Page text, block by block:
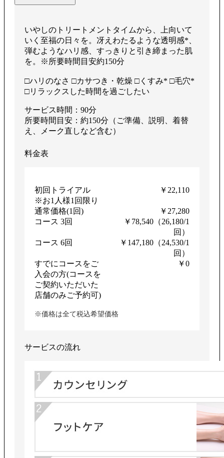
す
る
いやしのトリートメントタイムから、上向いて
いく至福の⽇々を。冴えわたるような透明感*、
弾むようなハリ感、すっきりと引き締まった肌
を。※所要時間目安約150分
□ハリのなさ □カサつき・乾燥 □くすみ* □毛穴*
□リラックスした時間を過ごしたい
サービス時間：90分
所要時間目安：約150分（ご準備、説明、着替
え、メーク直しなど含む）
料金表
初回トライアル
※お1人様1回限り
￥22,110
通常価格(1回)
￥27,280
コース 3回
￥78,540（26,180/1
回）
コース 6回
￥147,180（24,530/1
回）
すでにコースをご
入会の方(コースを
ご契約いただいた
店舗のみご予約可)
￥0
※価格は全て税込希望価格
サービスの流れ